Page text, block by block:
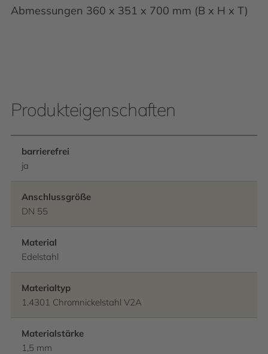
Abmessungen 360 x 351 x 700 mm (B x H x T)
Produkteigenschaften
barrierefrei
ja
Anschlussgröße
DN 55
Material
Edelstahl
Materialtyp
1.4301 Chromnickelstahl V2A
Materialstärke
1,5 mm